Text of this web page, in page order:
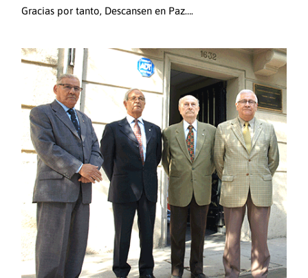
Gracias por tanto, Descansen en Paz….